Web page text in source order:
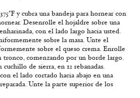
y cubra una bandeja para hornear con
Desenrolle el hojaldre sobre una
con el lado largo hacia usted.
sobre la masa. Unte el
sobre el queso crema. Enrolle
tronco, comenzando por un borde largo.
de sierra, en 12 rebanadas.
el lado cortado hacia abajo en una
Unte la parte superior de los